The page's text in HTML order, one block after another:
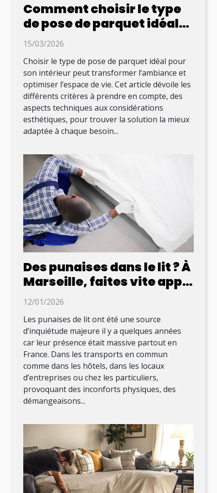
Comment choisir le type
de pose de parquet idéal
pour votre intérieur ?
15/03/2026
Choisir le type de pose de parquet idéal pour
son intérieur peut transformer l’ambiance et
optimiser l’espace de vie. Cet article dévoile les
différents critères à prendre en compte, des
aspects techniques aux considérations
esthétiques, pour trouver la solution la mieux
adaptée à chaque besoin...
Des punaises dans le lit ? À
Marseille, faites vite appel
à cette entreprise !
12/01/2026
Les punaises de lit ont été une source
d’inquiétude majeure il y a quelques années
car leur présence était massive partout en
France. Dans les transports en commun
comme dans les hôtels, dans les locaux
d’entreprises ou chez les particuliers,
provoquant des inconforts physiques, des
démangeaisons...